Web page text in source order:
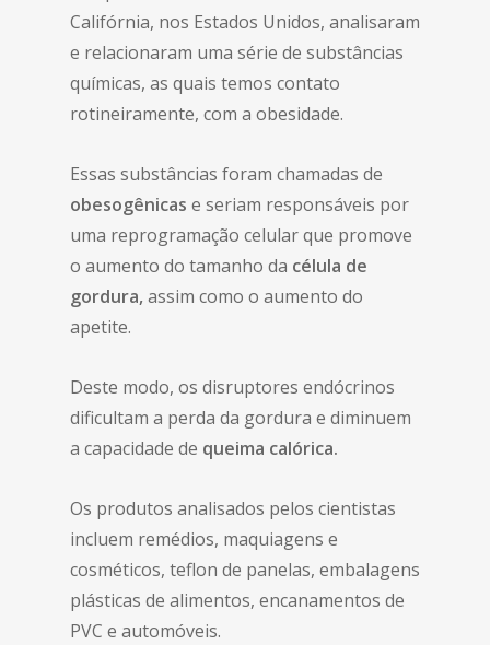
Califórnia, nos Estados Unidos, analisaram
e relacionaram uma série de substâncias
químicas, as quais temos contato
rotineiramente, com a obesidade.
Essas substâncias foram chamadas de
obesogênicas e seriam responsáveis por
uma reprogramação celular que promove
o aumento do tamanho da célula de
gordura,assim como o aumento do
apetite.
Deste modo, os disruptores endócrinos
dificultam a perda da gordura e diminuem
a capacidade de queima calórica.
Os produtos analisados pelos cientistas
incluem remédios, maquiagens e
cosméticos, teflon de panelas, embalagens
plásticas de alimentos, encanamentos de
PVC e automóveis.